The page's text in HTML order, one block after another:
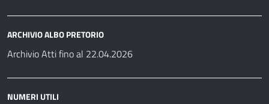
ARCHIVIO ALBO PRETORIO
Archivio Atti fino al 22.04.2026
NUMERI UTILI